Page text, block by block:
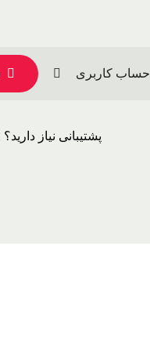
حساب کاربری
پشتیبانی نیاز دارید؟ 09126092712